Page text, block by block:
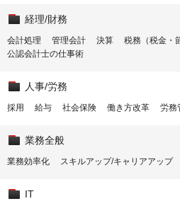
経理/財務
会計処理 管理会計 決算 税務（税金・
公認会計士の仕事術
人事/労務
採用 給与 社会保険 働き方改革 労務
業務全般
業務効率化 スキルアップ/キャリアアップ
IT